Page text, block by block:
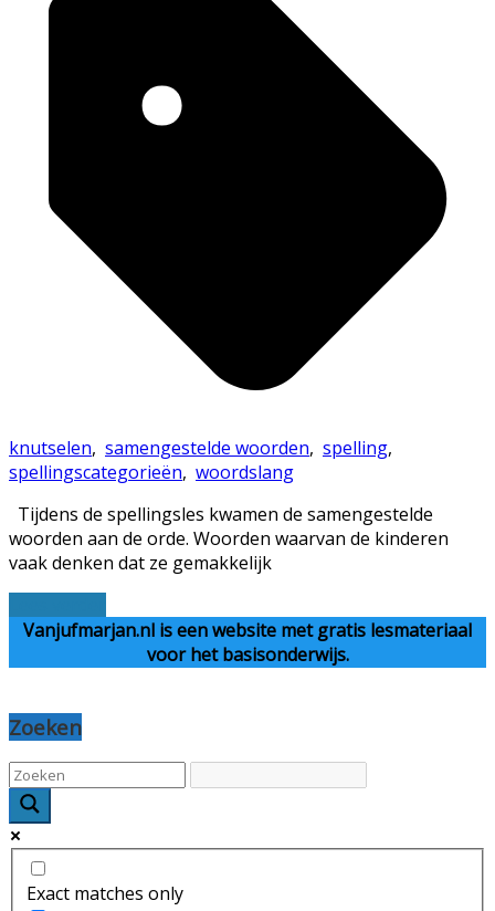
knutselen, samengestelde woorden, spelling,
spellingscategorieën, woordslang
Tijdens de spellingsles kwamen de samengestelde
woorden aan de orde. Woorden waarvan de kinderen
vaak denken dat ze gemakkelijk
Vanjufmarjan.nl is een website met gratis lesmateriaal
voor het basisonderwijs.
Zoeken
Exact matches only